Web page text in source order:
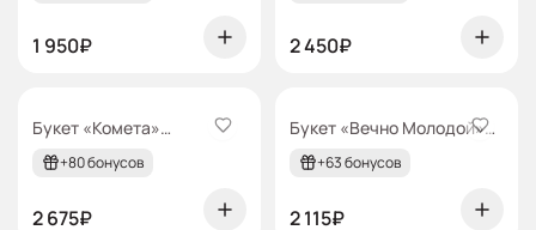
1 950₽ 2 450₽
Букет «Комета»
ГРИВЦОВА
+80 бонусов
2 675₽
Букет «Вечно Молодой»
ГРИВЦОВА
+63 бонусов
2 115₽